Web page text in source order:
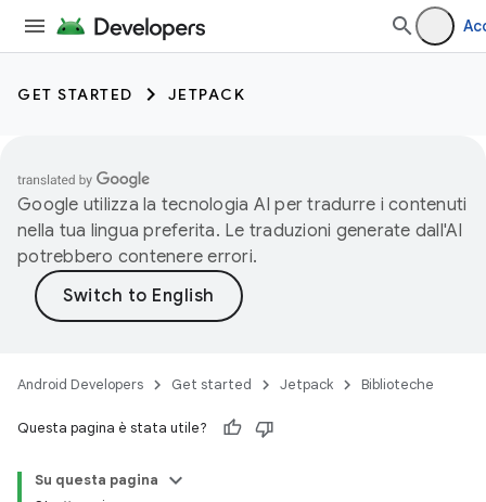
GET STARTED JETPACK
Google utilizza la tecnologia AI per tradurre i contenuti
nella tua lingua preferita. Le traduzioni generate dall'AI
potrebbero contenere errori.
Android Developers Get started Jetpack Biblioteche
Questa pagina è stata utile?
Su questa pagina